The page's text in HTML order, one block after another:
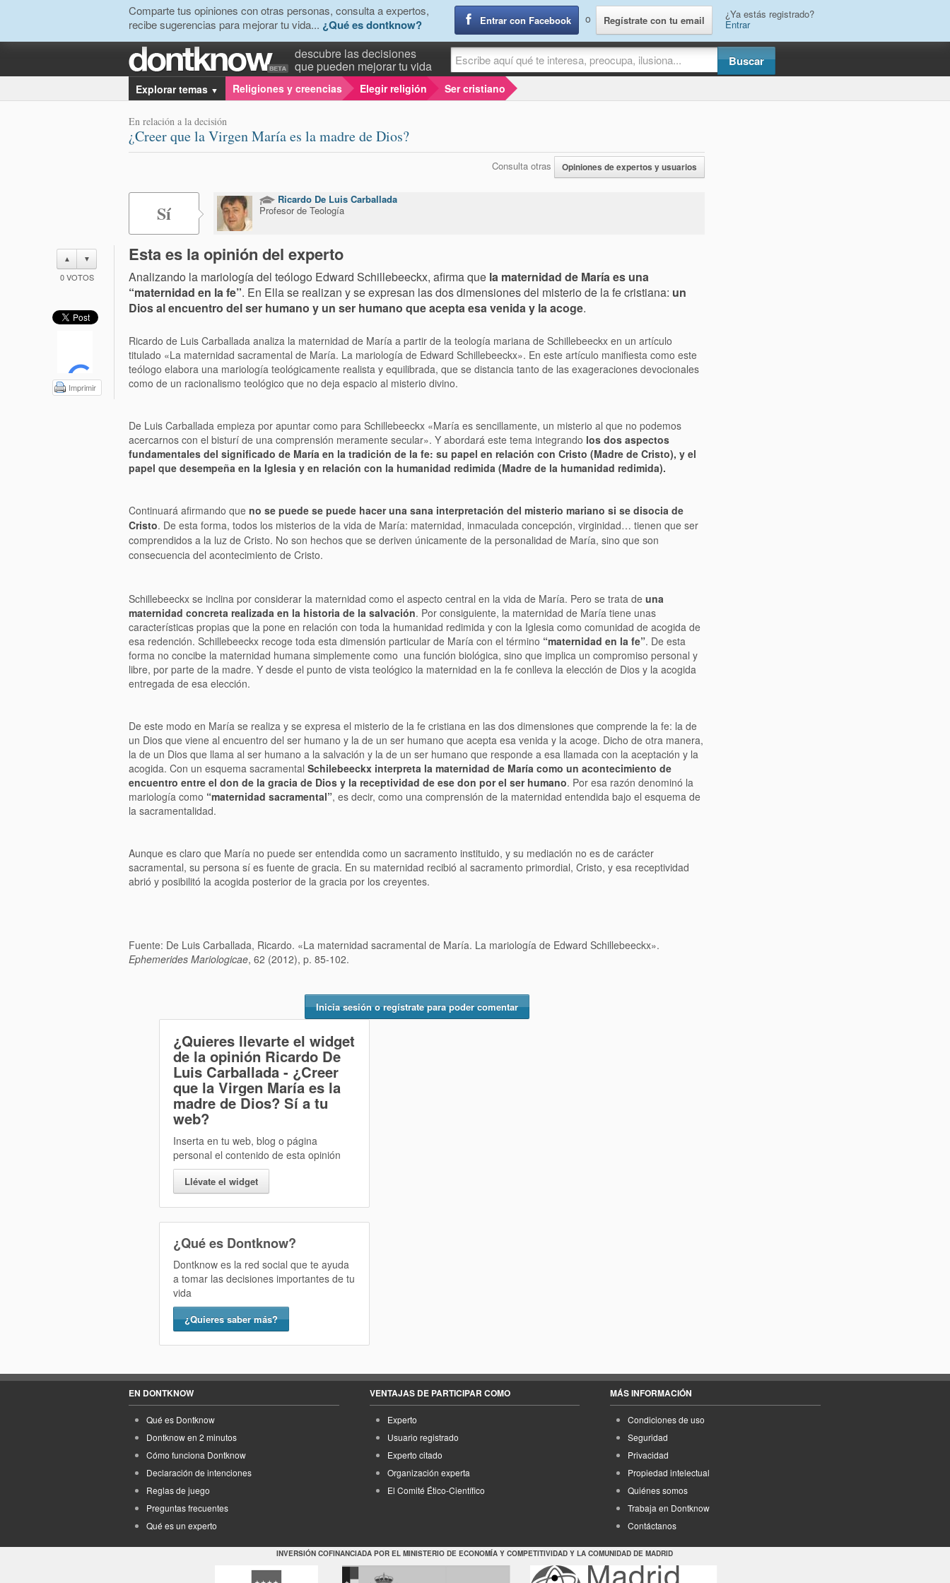
Comparte tus opiniones con otras personas, consulta a expertos,
recibe sugerencias para mejorar tu vida... ¿Qué es dontknow? Entrar con Facebook o Regístrate con tu email ¿Ya estás registrado?
Entrar
descubre las decisiones
que pueden mejorar tu vida
Explorar temas ▼ Religiones y creencias Elegir religión Ser cristiano
En relación a la decisión
¿Creer que la Virgen María es la madre de Dios?
Consulta otras Opiniones de expertos y usuarios
Sí
Ricardo De Luis Carballada
Profesor de Teología
▲ ▼
0VOTOS
Imprimir
Esta es la opinión del experto
Analizando la mariología del teólogo Edward Schillebeeckx, afirma que la maternidad de María es una
“maternidad en la fe”. En Ella se realizan y se expresan las dos dimensiones del misterio de la fe cristiana: un
Dios al encuentro del ser humano y un ser humano que acepta esa venida y la acoge.
Ricardo de Luis Carballada analiza la maternidad de María a partir de la teología mariana de Schillebeeckx en un artículo
titulado «La maternidad sacramental de María. La mariología de Edward Schillebeeckx». En este artículo manifiesta como este
teólogo elabora una mariología teológicamente realista y equilibrada, que se distancia tanto de las exageraciones devocionales
como de un racionalismo teológico que no deja espacio al misterio divino.
De Luis Carballada empieza por apuntar como para Schillebeeckx «María es sencillamente, un misterio al que no podemos
acercarnos con el bisturí de una comprensión meramente secular». Y abordará este tema integrando los dos aspectos
fundamentales del significado de María en la tradición de la fe: su papel en relación con Cristo (Madre de Cristo), y el
papel que desempeña en la Iglesia y en relación con la humanidad redimida (Madre de la humanidad redimida).
Continuará afirmando que no se puede se puede hacer una sana interpretación del misterio mariano si se disocia de
Cristo. De esta forma, todos los misterios de la vida de María: maternidad, inmaculada concepción, virginidad… tienen que ser
comprendidos a la luz de Cristo. No son hechos que se deriven únicamente de la personalidad de María, sino que son
consecuencia del acontecimiento de Cristo.
Schillebeeckx se inclina por considerar la maternidad como el aspecto central en la vida de María. Pero se trata de una
maternidad concreta realizada en la historia de la salvación. Por consiguiente, la maternidad de María tiene unas
características propias que la pone en relación con toda la humanidad redimida y con la Iglesia como comunidad de acogida de
esa redención. Schillebeeckx recoge toda esta dimensión particular de María con el término “maternidad en la fe”. De esta
forma no concibe la maternidad humana simplemente como una función biológica, sino que implica un compromiso personal y
libre, por parte de la madre. Y desde el punto de vista teológico la maternidad en la fe conlleva la elección de Dios y la acogida
entregada de esa elección.
De este modo en María se realiza y se expresa el misterio de la fe cristiana en las dos dimensiones que comprende la fe: la de
un Dios que viene al encuentro del ser humano y la de un ser humano que acepta esa venida y la acoge. Dicho de otra manera,
la de un Dios que llama al ser humano a la salvación y la de un ser humano que responde a esa llamada con la aceptación y la
acogida. Con un esquema sacramental Schilebeeckx interpreta la maternidad de María como un acontecimiento de
encuentro entre el don de la gracia de Dios y la receptividad de ese don por el ser humano. Por esa razón denominó la
mariología como “maternidad sacramental”, es decir, como una comprensión de la maternidad entendida bajo el esquema de
la sacramentalidad.
Aunque es claro que María no puede ser entendida como un sacramento instituido, y su mediación no es de carácter
sacramental, su persona sí es fuente de gracia. En su maternidad recibió al sacramento primordial, Cristo, y esa receptividad
abrió y posibilitó la acogida posterior de la gracia por los creyentes.
Fuente: De Luis Carballada, Ricardo. «La maternidad sacramental de María. La mariología de Edward Schillebeeckx».
Ephemerides Mariologicae, 62 (2012), p. 85-102.
Inicia sesión o regístrate para poder comentar
¿Quieres llevarte el widget
de la opinión Ricardo De
Luis Carballada - ¿Creer
que la Virgen María es la
madre de Dios? Sí a tu
web?
Inserta en tu web, blog o página
personal el contenido de esta opinión
Llévate el widget
¿Qué es Dontknow?
Dontknow es la red social que te ayuda
a tomar las decisiones importantes de tu
vida
¿Quieres saber más?
EN DONTKNOW
Qué es Dontknow
Dontknow en 2 minutos
Cómo funciona Dontknow
Declaración de intenciones
Reglas de juego
Preguntas frecuentes
Qué es un experto
VENTAJAS DE PARTICIPAR COMO
Experto
Usuario registrado
Experto citado
Organización experta
El Comité Ético-Científico
MÁS INFORMACIÓN
Condiciones de uso
Seguridad
Privacidad
Propiedad intelectual
Quiénes somos
Trabaja en Dontknow
Contáctanos
INVERSIÓN COFINANCIADA POR EL MINISTERIO DE ECONOMÍA Y COMPETITIVIDAD Y LA COMUNIDAD DE MADRID